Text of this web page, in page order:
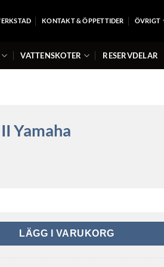
KONTAKT & ÖPPETTIDER ÖVRIGT
VATTENSKOTER RESERVDELAR
Yamaha
LÄGG I VARUKORG